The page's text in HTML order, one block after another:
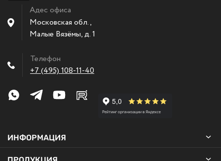
Адес офиса
Московская обл.,
Малые Вязёмы,д. 1
Телефон
+7 (495) 108-11-40
ИНФОРМАЦИЯ